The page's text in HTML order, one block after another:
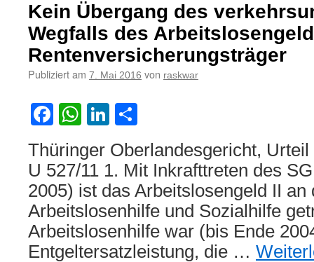
Kein Übergang des
Wegfalls des
Rentenversicherungsträger
Publiziert am 7. Mai 2016 von raskwar
Facebook
WhatsApp
LinkedIn
Thüringer Oberlandesgericht,
U 527/11 1. Mit Inkrafttreten des
2005) ist das Arbeitslosengeld II an
Arbeitslosenhilfe und Sozialhilfe
Arbeitslosenhilfe war (bis Ende
Entgeltersatzleistung, die …